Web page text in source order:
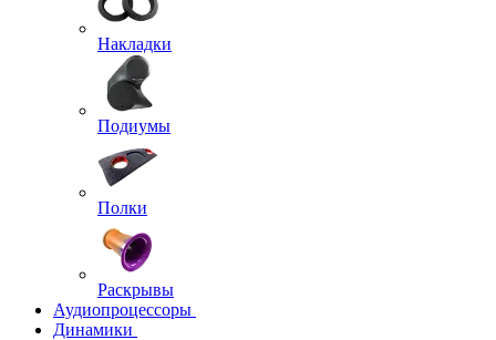
Накладки
Подиумы
Полки
Раскрывы
Аудиопроцессоры
Динамики